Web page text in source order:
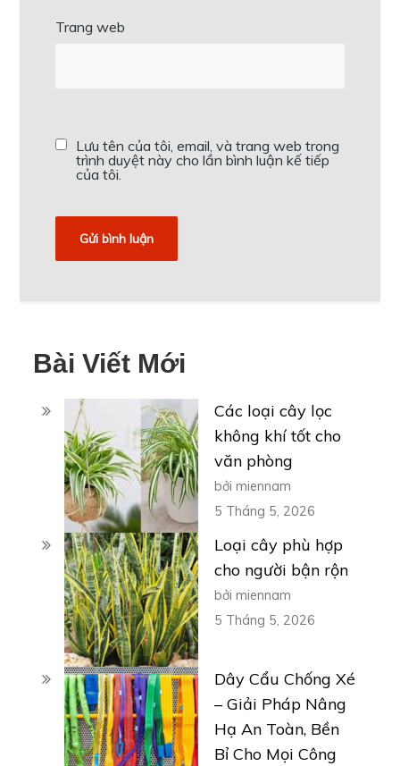
Trang web
Lưu tên của tôi, email, và trang web trong
trình duyệt này cho lần bình luận kế tiếp
của tôi.
Bài Viết Mới
Các loại cây lọc
không khí tốt cho
văn phòng
bởi miennam
5 Tháng 5, 2026
Loại cây phù hợp
cho người bận rộn
bởi miennam
5 Tháng 5, 2026
Dây Cẩu Chống Xé
– Giải Pháp Nâng
Hạ An Toàn, Bền
Bỉ Cho Mọi Công